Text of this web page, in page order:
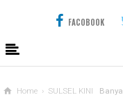
FACOBOOK
Home › SULSEL KINI Banyak